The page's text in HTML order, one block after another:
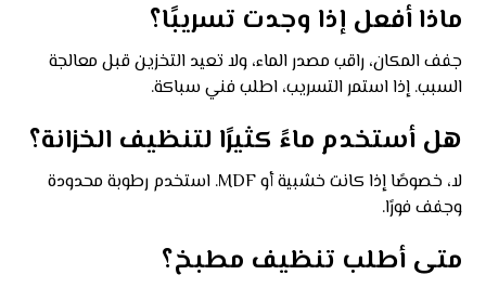
ماذا أفعل إذا وجدت تسريبًا؟
جفف المكان، راقب مصدر الماء، ولا تعيد التخزين قبل معالجة
السبب. إذا استمر التسريب، اطلب فني سباكة.
هل أستخدم ماءً كثيرًا لتنظيف الخزانة؟
لا، خصوصًا إذا كانت خشبية أو MDF. استخدم رطوبة محدودة
وجفف فورًا.
متى أطلب تنظيف مطبخ؟